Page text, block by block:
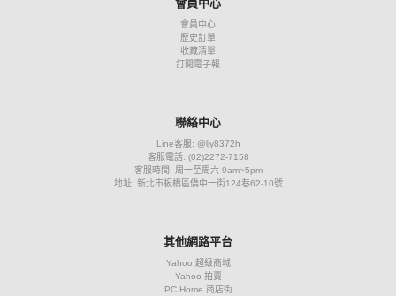
會員中心
歷史訂單
收藏清單
訂閱電子報
聯絡中心
Line客服: @ljy8372h
客服電話: (02)2272-7158
客服時間: 周一至周六 9am~5pm
地址: 新北市板橋區僑中一街124巷62-10號
其他網路平台
Yahoo 超級商城
Yahoo 拍賣
PC Home 商店街